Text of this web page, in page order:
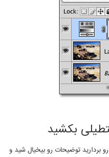
رو بردارید توضیحات رو بیخیال شید و